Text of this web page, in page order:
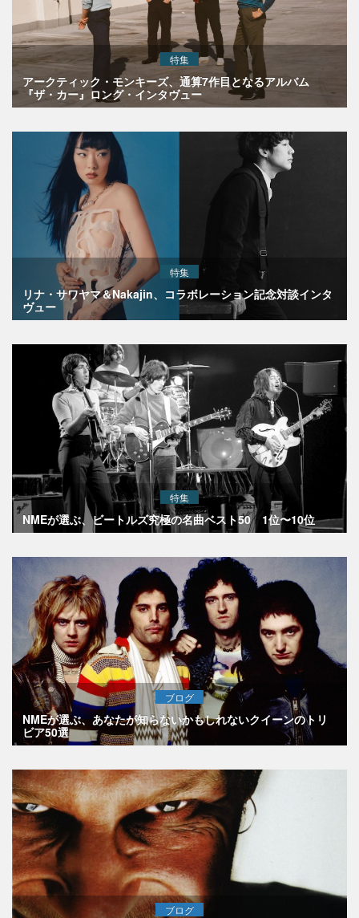
特集
アークティック・モンキーズ、通算7作目となるアルバム
『ザ・カー』ロング・インタヴュー
特集
リナ・サワヤマ＆Nakajin、コラボレーション記念対談インタ
ヴュー
特集
NMEが選ぶ、ビートルズ究極の名曲ベスト50 1位〜10位
ブログ
NMEが選ぶ、あなたが知らないかもしれないクイーンのトリ
ビア50選
ブログ